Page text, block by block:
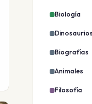
Biología
Dinosaurios
Biografías
Animales
Filosofía